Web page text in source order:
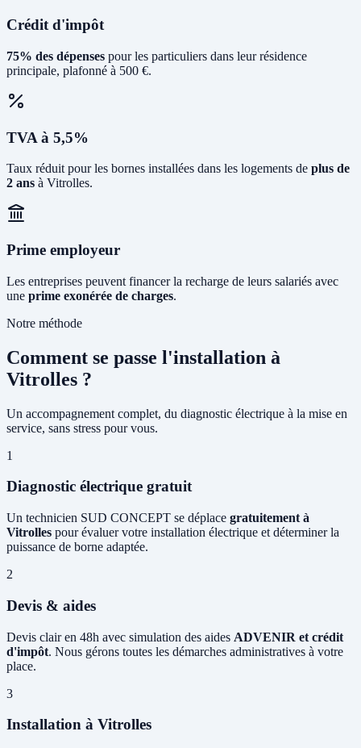
Crédit d'impôt
75% des dépenses pour les particuliers dans leur résidence
principale, plafonné à 500 €.
TVA à 5,5%
Taux réduit pour les bornes installées dans les logements de plus de
2 ans à Vitrolles.
Prime employeur
Les entreprises peuvent financer la recharge de leurs salariés avec
une prime exonérée de charges.
Notre méthode
Comment se passe l'installation à
Vitrolles ?
Un accompagnement complet, du diagnostic électrique à la mise en
service, sans stress pour vous.
1
Diagnostic électrique gratuit
Un technicien SUD CONCEPT se déplace gratuitement à
Vitrolles pour évaluer votre installation électrique et déterminer la
puissance de borne adaptée.
2
Devis & aides
Devis clair en 48h avec simulation des aides ADVENIR et crédit
d'impôt. Nous gérons toutes les démarches administratives à votre
place.
3
Installation à Vitrolles